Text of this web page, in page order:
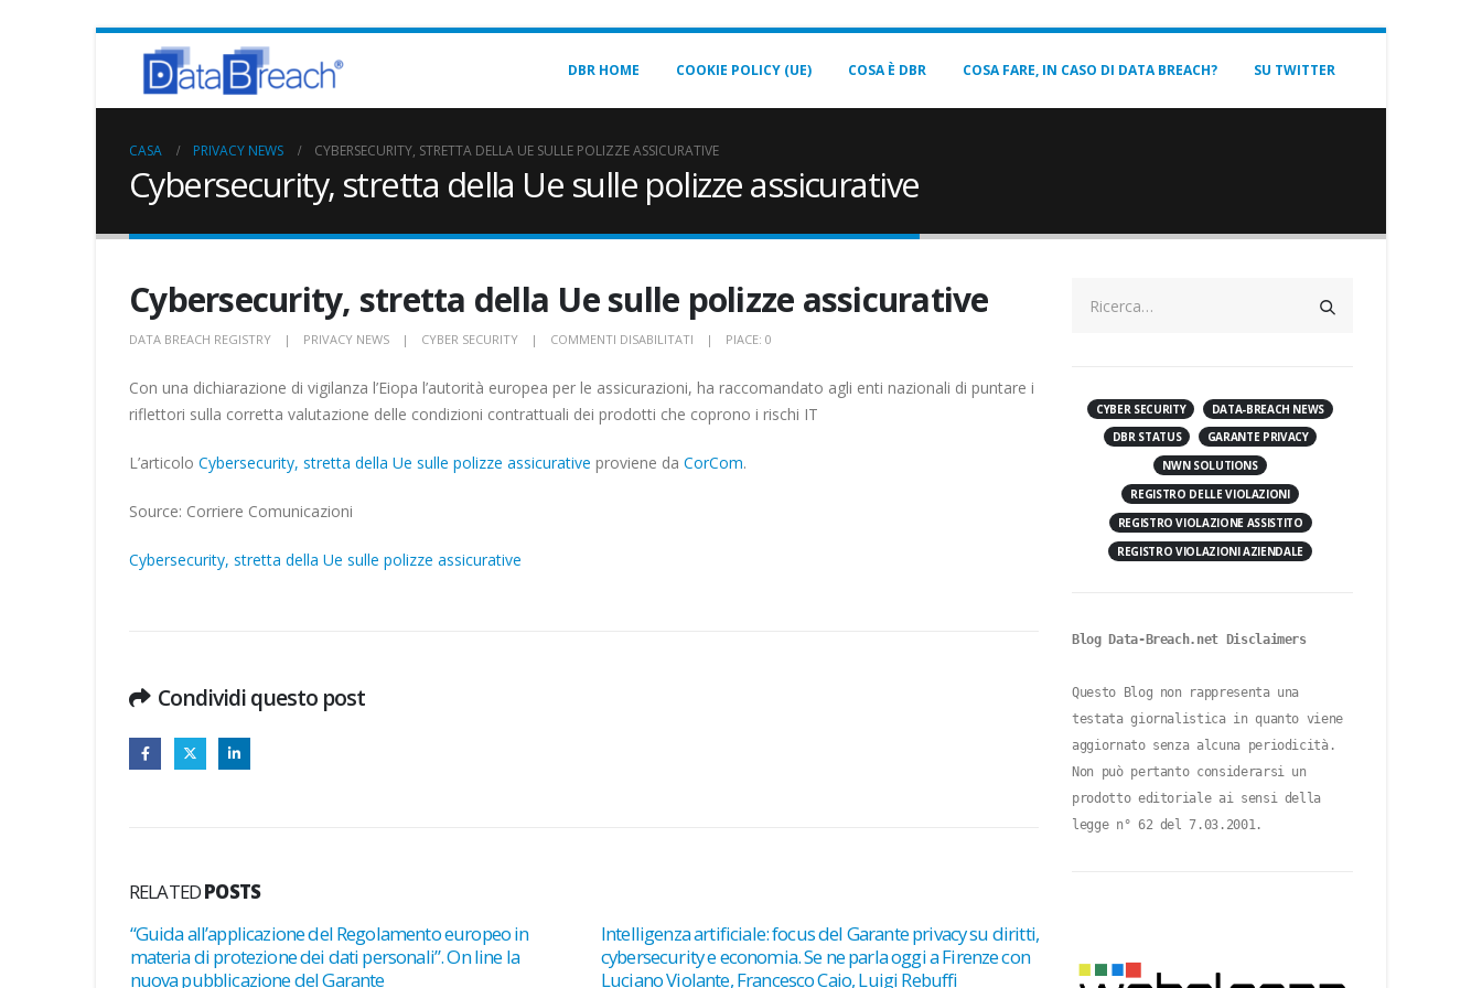
DBR HOME COOKIE POLICY (UE) COSA È DBR COSA FARE, IN CASO DI DATA BREACH? SU TWITTER
CASA PRIVACY NEWS CYBERSECURITY, STRETTA DELLA UE SULLE POLIZZE ASSICURATIVE
Cybersecurity, stretta della Ue sulle polizze assicurative
Cybersecurity, stretta della Ue sulle polizze assicurative
DATA BREACH REGISTRY PRIVACY NEWS CYBER SECURITY COMMENTI DISABILITATI
STRETTA
DELLA
SULLE
PIACE: 0
Con una dichiarazione di vigilanza l’Eiopa l’autorità europea per le assicurazioni, ha raccomandato agli enti nazionali di puntare i
riflettori sulla corretta valutazione delle condizioni contrattuali dei prodotti che coprono i rischi IT
L’articolo Cybersecurity, stretta della Ue sulle polizze assicurative proviene da CorCom.
Source: Corriere Comunicazioni
Cybersecurity, stretta della Ue sulle polizze assicurative
Condividi questo post
RELATEDPOSTS
“Guida all’applicazione del Regolamento europeo in
materia di protezione dei dati personali”. On line la
nuova pubblicazione del Garante
Intelligenza artificiale: focus del Garante privacy su diritti,
cybersecurity e economia. Se ne parla oggi a Firenze con
Luciano Violante, Francesco Caio, Luigi Rebuffi
disposizione dell’interessato – LA SCHEDA
INFORMATIVA DEL GARANTE SU SEGNALAZIONE E
CYBER SECURITY
DATA-BREACH NEWS
DBR STATUS
GARANTE PRIVACY
NWN SOLUTIONS
REGISTRO DELLE VIOLAZIONI
REGISTRO VIOLAZIONE ASSISTITO
REGISTRO VIOLAZIONI AZIENDALE
Blog Data-Breach.net Disclaimers
Questo Blog non rappresenta una
testata giornalistica in quanto viene
aggiornato senza alcuna periodicità.
Non può pertanto considerarsi un
prodotto editoriale ai sensi della
legge n° 62 del 7.03.2001.